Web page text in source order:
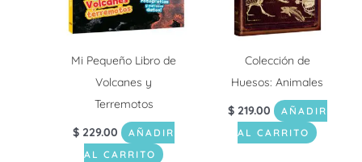
Mi Pequeño Libro de
Volcanes y
Terremotos
$ 229.00
AÑADIR
AL CARRITO
Colección de
Huesos: Animales
$219.00
AÑADIR
AL CARRITO